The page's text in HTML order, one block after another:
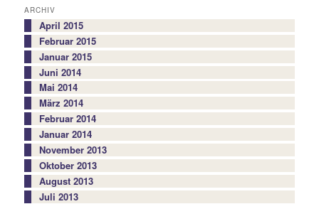
ARCHIV
April 2015
Februar 2015
Januar 2015
Juni 2014
Mai 2014
März 2014
Februar 2014
Januar 2014
November 2013
Oktober 2013
August 2013
Juli 2013